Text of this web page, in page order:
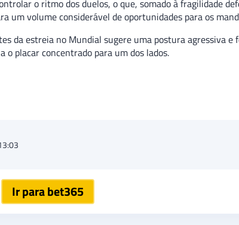
o ritmo dos duelos, o que, somado à fragilidade
um volume considerável de oportunidades para os
da estreia no Mundial sugere uma postura agressiva e
placar concentrado para um dos lados.
Ir para bet365